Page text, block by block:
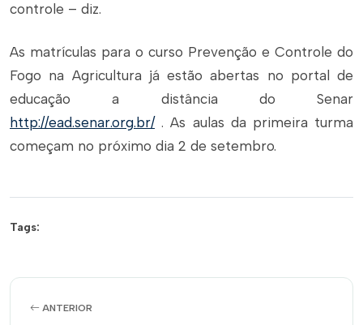
controle – diz.
As matrículas para o curso Prevenção e Controle do
Fogo na Agricultura já estão abertas no portal de
educação a distância do Senar
http://ead.senar.org.br/ . As aulas da primeira turma
começam no próximo dia 2 de setembro.
Tags:
ANTERIOR